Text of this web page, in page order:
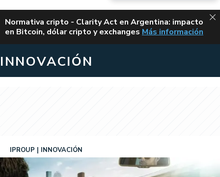
ALERTA
Normativa cripto - Clarity Act en Argentina: impacto
en Bitcoin, dólar cripto y exchanges CLARITY ACT EN
Más información
INNOVACIÓN
IPROUP INNOVACIÓN